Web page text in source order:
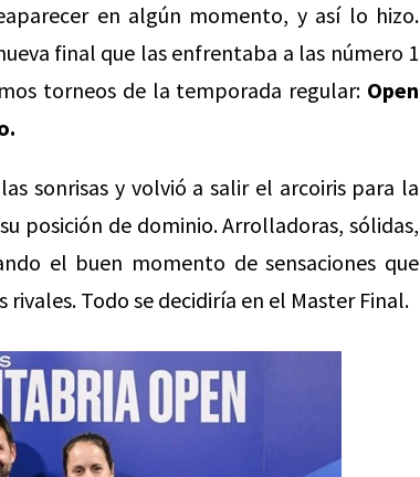
en algún momento, y así lo hizo.
final que las enfrentaba a las número 1
torneos de la temporada regular: Open
sonrisas y volvió a salir el arcoiris para la
posición de dominio. Arrolladoras, sólidas,
el buen momento de sensaciones que
Todo se decidiría en el Master Final.